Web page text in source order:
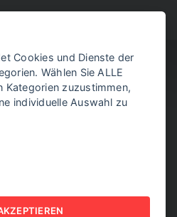
VERLANGT
Cookies und Dienste der
Wählen Sie ALLE
Kategorien zuzustimmen,
individuelle Auswahl zu